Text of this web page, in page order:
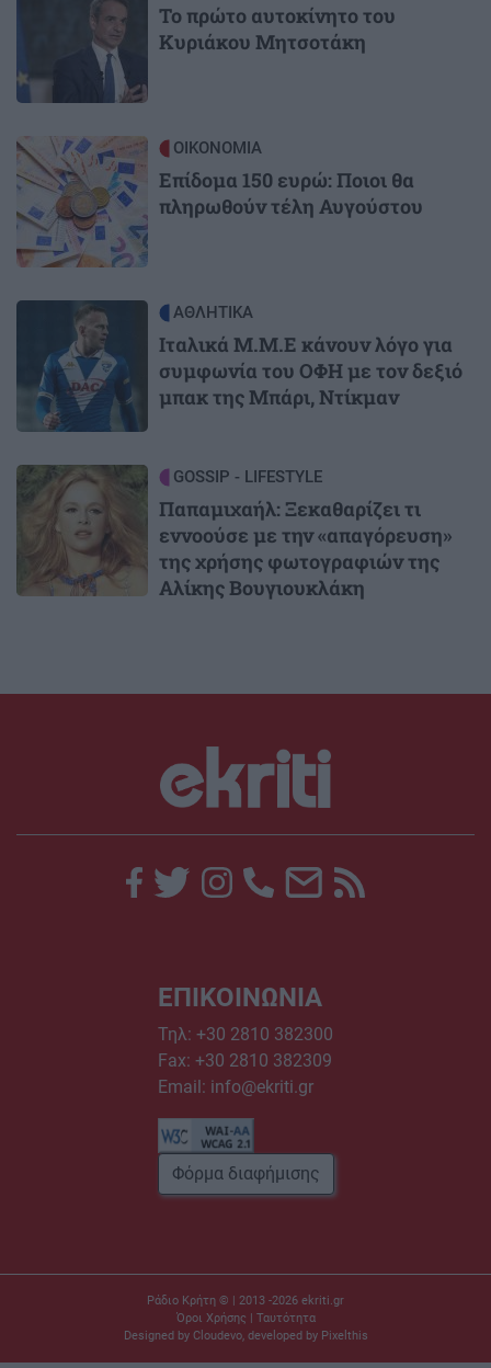
Το πρώτο αυτοκίνητο του
Κυριάκου Μητσοτάκη
Image ΟΙΚΟΝΟΜΙΑ
Επίδομα 150 ευρώ: Ποιοι θα
πληρωθούν τέλη Αυγούστου
ΑΘΛΗΤΙΚΑ
Ιταλικά Μ.Μ.Ε κάνουν λόγο για
συμφωνία του ΟΦΗ με τον δεξιό
μπακ της Μπάρι, Ντίκμαν
Image GOSSIP - LIFESTYLE
Παπαμιχαήλ: Ξεκαθαρίζει τι
εννοούσε με την «απαγόρευση»
της χρήσης φωτογραφιών της
Αλίκης Βουγιουκλάκη
ΕΠΙΚΟΙΝΩΝΙΑ
Τηλ: +30 2810 382300
Fax: +30 2810 382309
Email: info@ekriti.gr
Φόρμα διαφήμισης
Ράδιο Κρήτη © | 2013 -2026 ekriti.gr
Όροι Χρήσης | Ταυτότητα
Designed by Cloudevo, developed by Pixelthis